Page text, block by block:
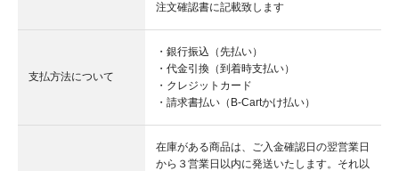
注文確認書に記載致します
支払方法について
・銀行振込（先払い）
・代金引換（到着時支払い）
・クレジットカード
・請求書払い（B-Cartかけ払い）
在庫がある商品は、ご入金確認日の翌営業日
から３営業日以内に発送いたします。それ以